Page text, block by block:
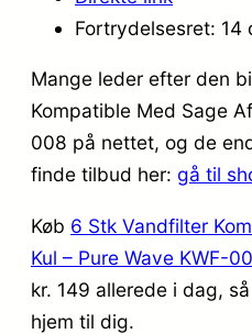
Fortrydelsesret: 14
Mange leder efter den
Kompatible Med Sage
008 på nettet, og de
finde tilbud her: gå til
Køb 6 Stk Vandfilter
Kul – Pure Wave KWF-
kr. 149 allerede i dag,
hjem til dig.